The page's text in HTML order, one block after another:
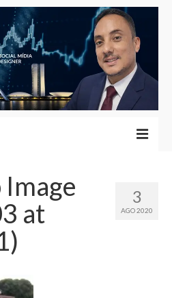
3
AGO 2020
at